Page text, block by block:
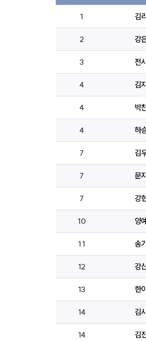
1 김
2 강
3 전
4 김
4 박
4 하
7 김
7 문
7 강
10 양
11 송
12 강
13 한
14 김
14 김